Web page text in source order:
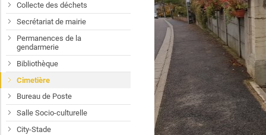
Collecte des déchets
Secrétariat de mairie
Permanences de la
gendarmerie
Bibliothèque
Cimetière
Bureau de Poste
Salle Socio-culturelle
City-Stade